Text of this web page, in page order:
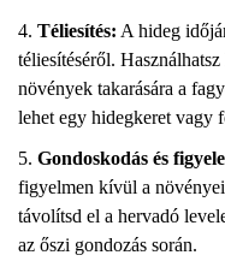
Téliesítés: A hideg
téliesítéséről.
növények takarására a
lehet egy hidegkeret vagy
Gondoskodás és
figyelmen kívül a
távolítsd el a hervadó
az őszi gondozás során.